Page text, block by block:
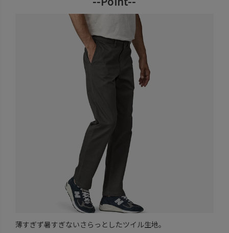
薄すぎず暑すぎないさらっとしたツイル生地。